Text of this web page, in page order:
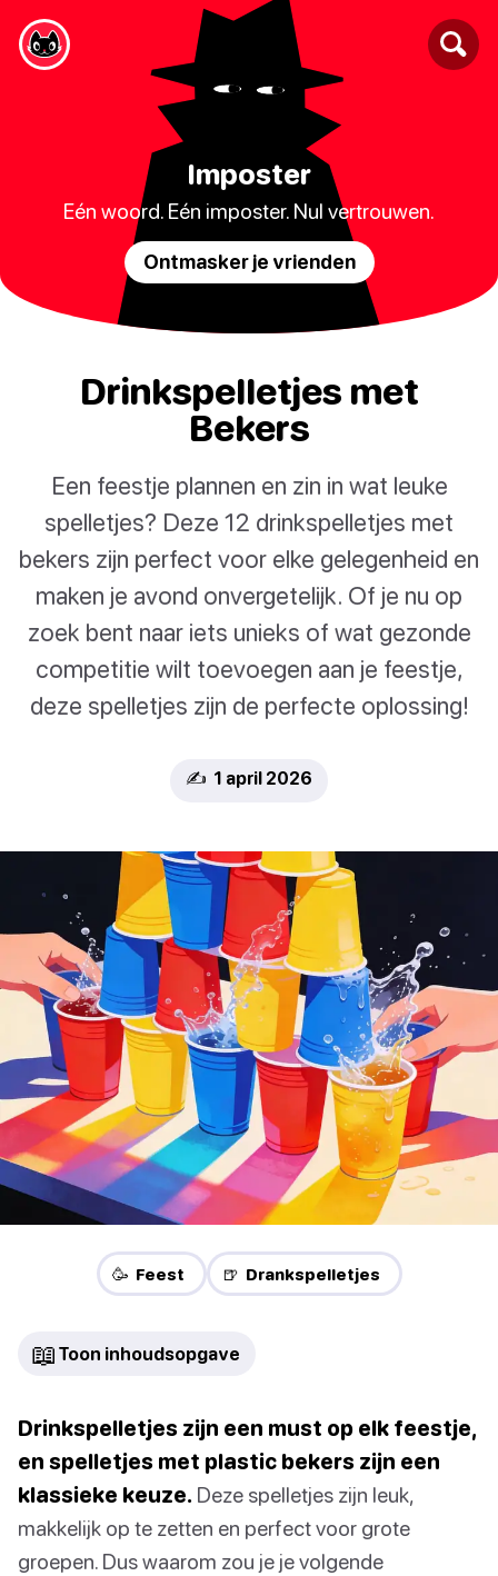
Imposter
Eén woord. Eén imposter. Nul vertrouwen.
Ontmasker je vrienden
Drinkspelletjes met
Bekers
Een feestje plannen en zin in wat leuke
spelletjes? Deze 12 drinkspelletjes met
bekers zijn perfect voor elke gelegenheid en
maken je avond onvergetelijk. Of je nu op
zoek bent naar iets unieks of wat gezonde
competitie wilt toevoegen aan je feestje,
deze spelletjes zijn de perfecte oplossing!
✍️ 1 april 2026
🥳 Feest 🍺 Drankspelletjes
📖 Toon inhoudsopgave
Drinkspelletjes zijn een must op elk feestje,
en spelletjes met plastic bekers zijn een
klassieke keuze. Deze spelletjes zijn leuk,
makkelijk op te zetten en perfect voor grote
groepen. Dus waarom zou je je volgende